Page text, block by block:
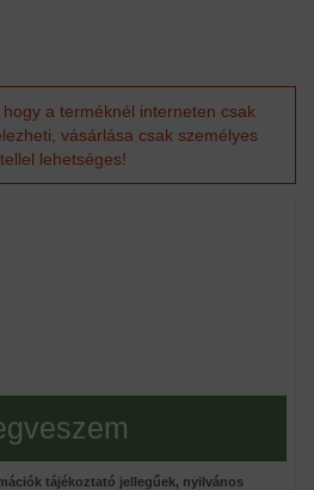
a terméknél interneten csak
vásárlása csak személyes
lehetséges!
tájékoztató jellegűek, nyilvános